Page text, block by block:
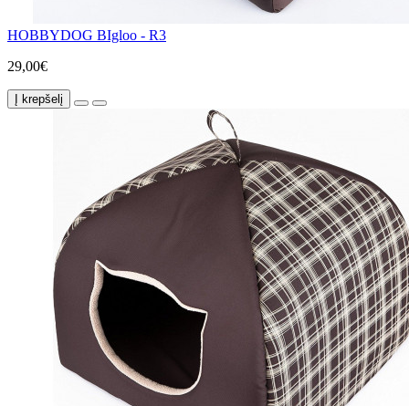
HOBBYDOG BIgloo - R3
29,00€
Į krepšelį